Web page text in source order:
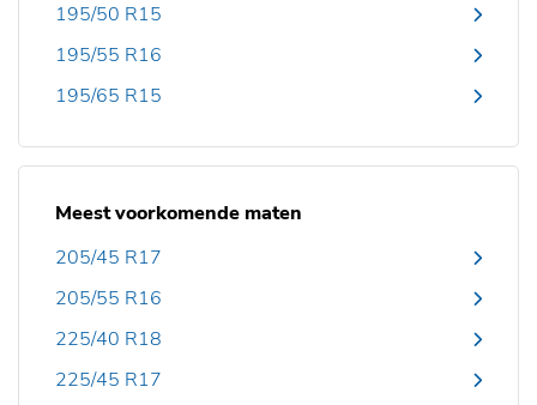
195/50 R15
195/55 R16
195/65 R15
Meest voorkomende maten
205/45 R17
205/55 R16
225/40 R18
225/45 R17